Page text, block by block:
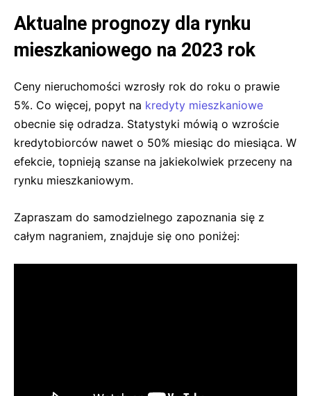
Aktualne prognozy dla rynku
mieszkaniowego na 2023 rok
Ceny nieruchomości wzrosły rok do roku o prawie
5%. Co więcej, popyt na kredyty mieszkaniowe
obecnie się odradza. Statystyki mówią o wzroście
kredytobiorców nawet o 50% miesiąc do miesiąca. W
efekcie, topnieją szanse na jakiekolwiek przeceny na
rynku mieszkaniowym.
Zapraszam do samodzielnego zapoznania się z
całym nagraniem, znajduje się ono poniżej: